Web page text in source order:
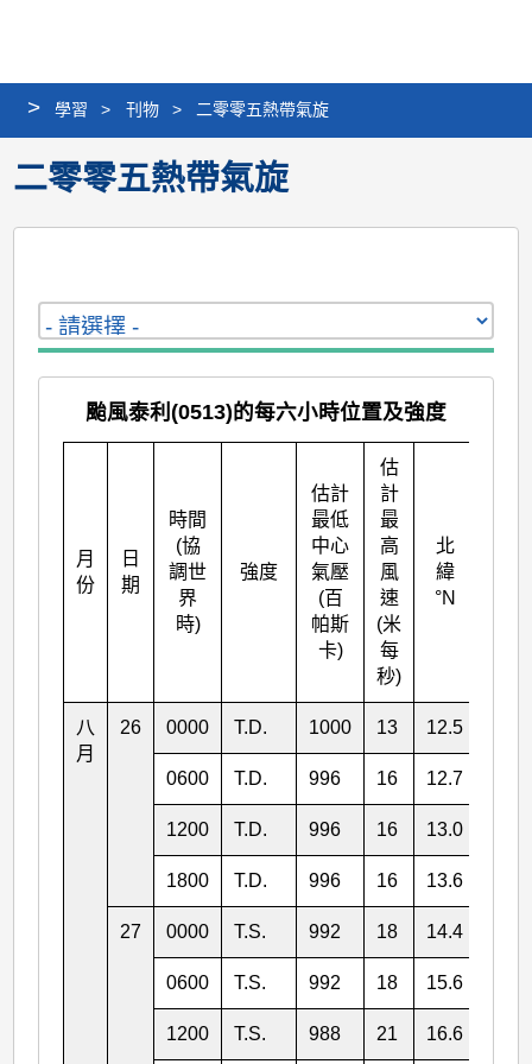
版
網
站
> 學習 > 刊物 > 二零零五熱帶氣旋
二零零五熱帶氣旋
颱風泰利(0513)的每六小時位置及強度
月
份
日
期
時間
(協
調世
界
時)
強度
估計
最低
中心
氣壓
(百
帕斯
卡)
估
計
最
高
風
速
(米
每
秒)
北
緯
°N
八
月
26 0000 T.D. 1000 13 12.5
0600 T.D. 996 16 12.7
1200 T.D. 996 16 13.0
1800 T.D. 996 16 13.6
27 0000 T.S. 992 18 14.4
0600 T.S. 992 18 15.6
1200 T.S. 988 21 16.6